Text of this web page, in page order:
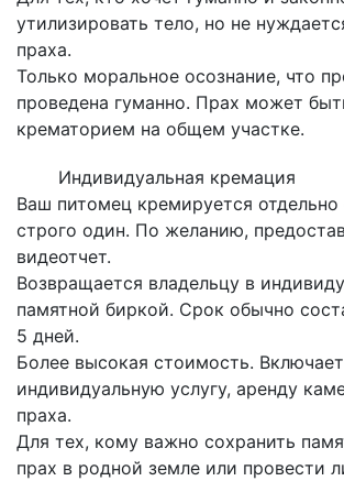
утилизировать тело, но не
праха.
Только моральное осознание, что
проведена гуманно. Прах может
крематорием на общем участке.
Индивидуальная кремация
Ваш питомец кремируется отдельно
строго один. По желанию,
видеотчет.
Возвращается владельцу в
памятной биркой. Срок обычно
5 дней.
Более высокая стоимость. Включает
индивидуальную услугу, аренду
праха.
Для тех, кому важно сохранить
прах в родной земле или провести